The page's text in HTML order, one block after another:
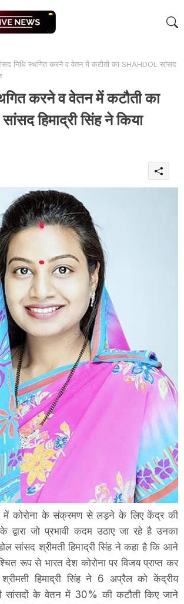
निधि स्थगित करने व वेतन में कटौती का SHAHDOL सांसद
करने व वेतन में कटौती का
हिमाद्री सिंह ने किया
में कोरोना के संक्रमण से लड़ने के लिए केंद्र की
द्वारा जो प्रभावी कदम उठाए जा रहे है उनका
सांसद श्रीमती हिमाद्री सिंह ने कहा है कि आने
रूप से भारत देश कोरोना पर विजय प्राप्त कर
हिमाद्री सिंह ने 6 अप्रैल को केंद्रीय
सांसदों के वेतन में 30% की कटौती किए जाने